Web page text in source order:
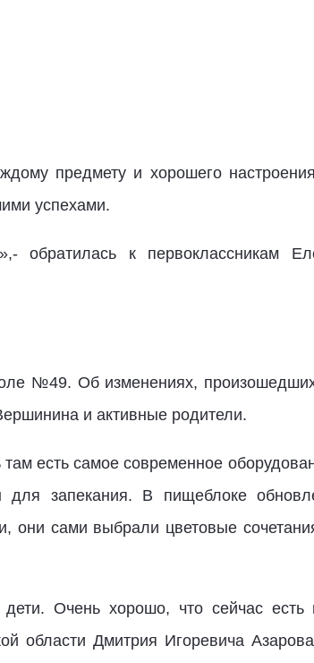
предмету и хорошего
успехами.
обратилась к первоклассникам
№49. Об изменениях,
и активные родители.
есть самое современное
запекания. В пищеблоке
они сами выбрали цветовые
Очень хорошо, что сейчас есть
области Дмитрия Игоревича